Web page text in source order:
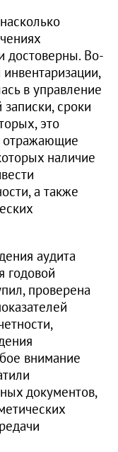
достоверны. Во-
в управление
сроки
это
отражающие
наличие
а также
аудита
годовой
проверена
внимание
документов,